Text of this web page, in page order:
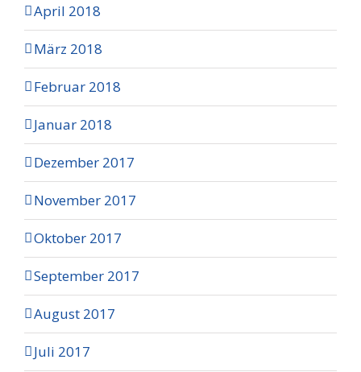
April 2018
März 2018
Februar 2018
Januar 2018
Dezember 2017
November 2017
Oktober 2017
September 2017
August 2017
Juli 2017